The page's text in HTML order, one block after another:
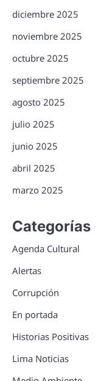
diciembre 2025
noviembre 2025
octubre 2025
septiembre 2025
agosto 2025
julio 2025
junio 2025
abril 2025
marzo 2025
Categorías
Agenda Cultural
Alertas
Corrupción
En portada
Historias Positivas
Lima Noticias